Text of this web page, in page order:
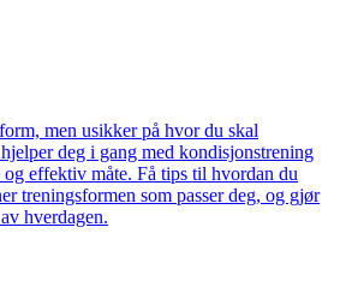
men usikker på hvor du skal
deg i gang med kondisjonstrening
effektiv måte. Få tips til hvordan du
treningsformen som passer deg, og gjør
hverdagen.